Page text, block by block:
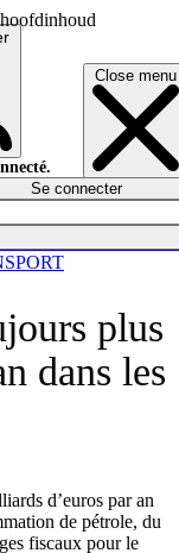
Close menu
Se connecter
plus
dans les
d’euros par an
de pétrole, du
fiscaux pour le